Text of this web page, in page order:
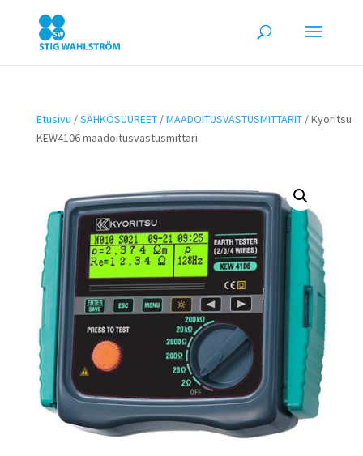
Etusivu /SÄHKÖSUUREET/MAADOITUSVASTUSMITTARIT/ Kyoritsu
KEW4106 maadoitusvastusmittari